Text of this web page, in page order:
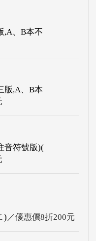
,A、B本不
版,A、B本
音符號版)(
) ／優惠價8折200元